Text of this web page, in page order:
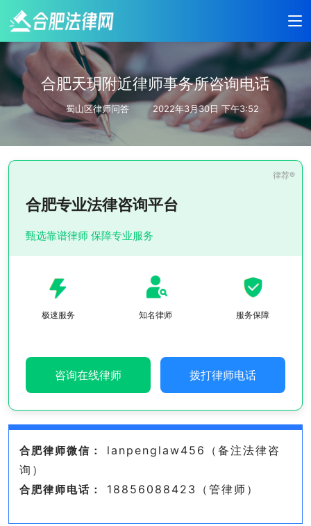
合肥天玥附近律师事务所咨询电话
蜀山区律师问答 2022年3月30日 下午3:52
合肥专业法律咨询平台
甄选靠谱律师 保障专业服务
极速服务 知名律师 服务保障
咨询在线律师 拨打律师电话
合肥律师微信：
lanpenglaw456（备注法律咨
询）
合肥律师电话： 18856088423（管律师）